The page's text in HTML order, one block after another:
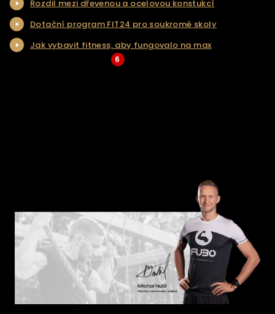
NAŠE SLUŽBY
REALIZACE
KONTAKT
Rozdil mezi dřevenou a ocelovou konstukcí
Dotační program FIT24 pro soukromé skoly
Jak vybavit fitness, aby fungovalo na max
6